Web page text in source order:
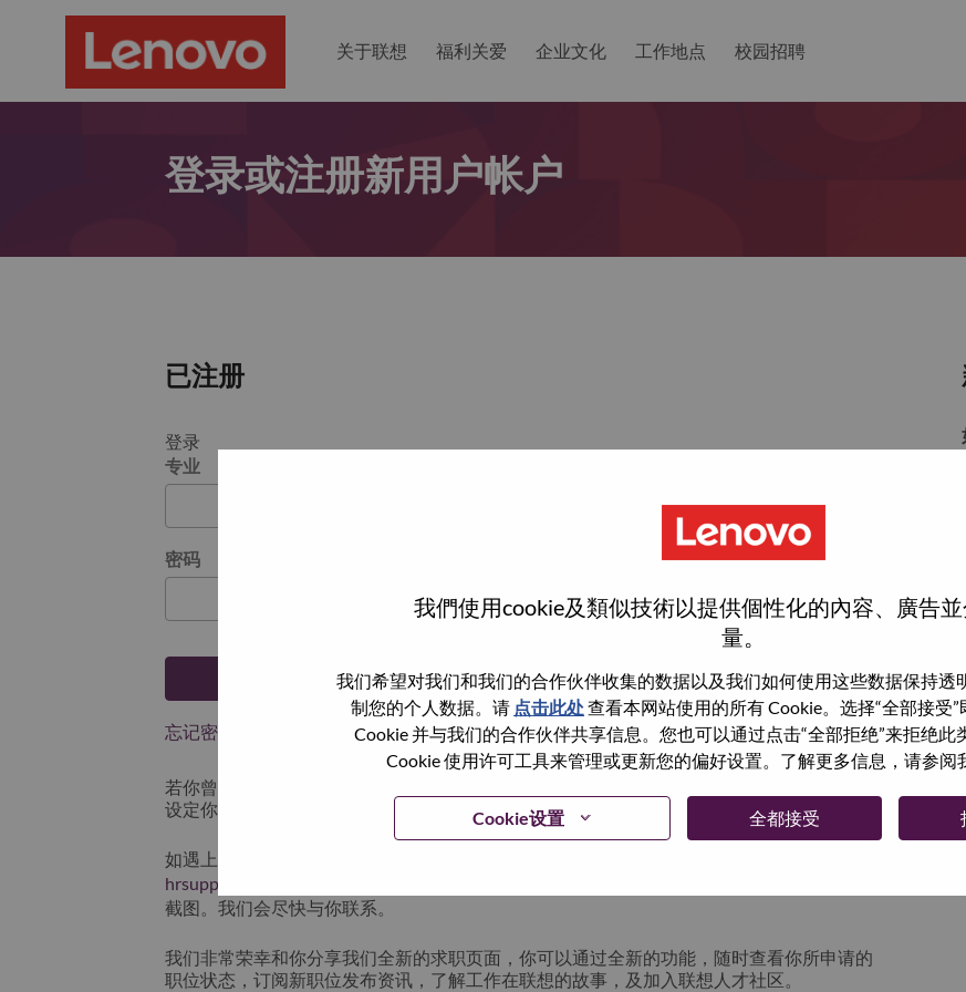
我們使用cookie及類似技術以提供個性化的內容、廣告
量。
我们希望对我们和我们的合作伙伴收集的数据以及我们如何使用这些数据保持透
制您的个人数据。请 点击此处查看本网站使用的所有 Cookie。选择“全部接受
Cookie 并与我们的合作伙伴共享信息。您也可以通过点击“全部拒绝”来拒绝此
Cookie 使用许可工具来管理或更新您的偏好设置。了解更多信息，请参阅
Cookie设置 全都接受
关于联想 福利关爱 企业文化 工作地点 校园招聘
登录或注册新用户帐户
已注册
登录
专业
密码
登陆
忘记密码了？
若你曾近期申请过我们的职位，你的电子邮箱将留存于系统中；你可以选择“忘记密码”重新
设定你的登入资料。
如遇上登录问题或无法注册为新用户时，请联系我们的人力资源团队
hrsupport@lenovo.com
截图。我们会尽快与你联系。
我们非常荣幸和你分享我们全新的求职页面，你可以通过全新的功能，随时查看你所申请的
职位状态，订阅新职位发布资讯，了解工作在联想的故事，及加入联想人才社区。